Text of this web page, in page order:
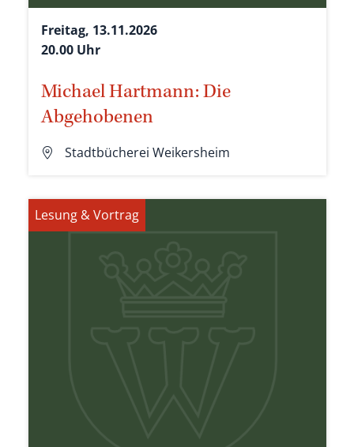
Freitag, 13.11.2026
20.00 Uhr
Michael Hartmann: Die
Abgehobenen
Stadtbücherei Weikersheim
Lesung & Vortrag